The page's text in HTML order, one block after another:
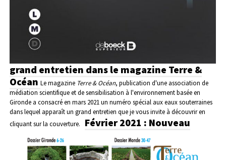
grand entretien dans le magazine Terre &
Océan Le magazine Terre & Océan, publication d'une association de
médiation scientifique et de sensibilisation à l'environnement basée en
Gironde a consacré en mars 2021 un numéro spécial aux eaux souterraines
dans lequel apparaît un grand entretien que je vous invite à découvrir en
cliquant sur la couverture.
Février 2021 : Nouveau